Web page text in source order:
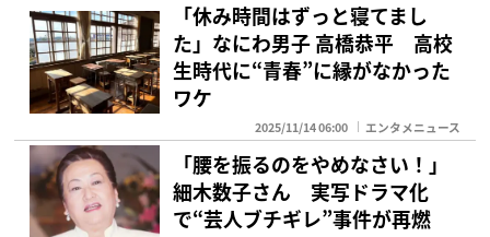
「休み時間はずっと寝てまし
た」なにわ男子 高橋恭平 高校
生時代に“青春”に縁がなかった
ワケ
2025/11/14 06:00 エンタメニュース
「腰を振るのをやめなさい！」
細木数子さん 実写ドラマ化
で“芸人ブチギレ”事件が再燃